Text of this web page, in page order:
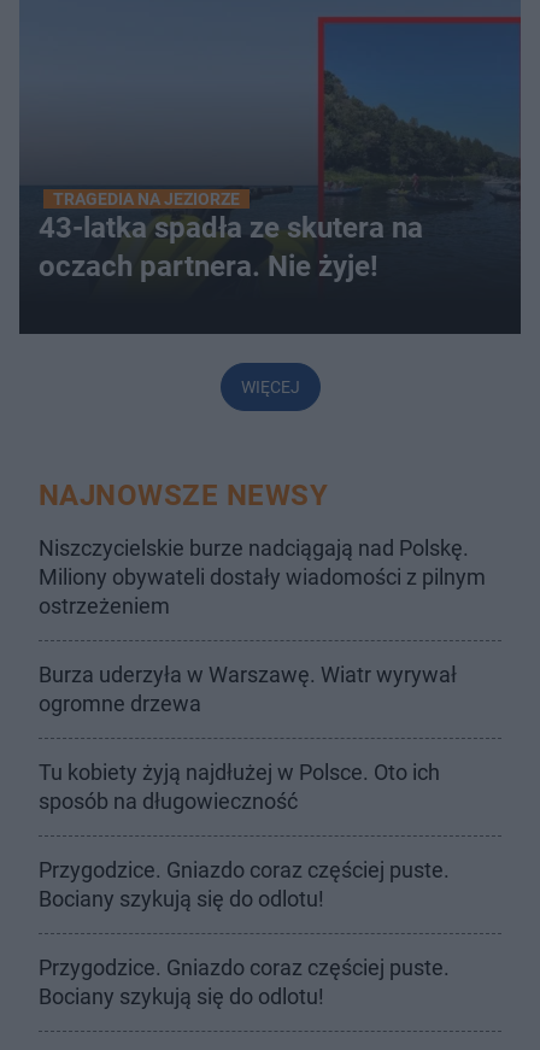
TRAGEDIA NA JEZIORZE
43-latka spadła ze skutera na
oczach partnera. Nie żyje!
WIĘCEJ
NAJNOWSZE NEWSY
Niszczycielskie burze nadciągają nad Polskę.
Miliony obywateli dostały wiadomości z pilnym
ostrzeżeniem
Burza uderzyła w Warszawę. Wiatr wyrywał
ogromne drzewa
Tu kobiety żyją najdłużej w Polsce. Oto ich
sposób na długowieczność
Przygodzice. Gniazdo coraz częściej puste.
Bociany szykują się do odlotu!
Przygodzice. Gniazdo coraz częściej puste.
Bociany szykują się do odlotu!